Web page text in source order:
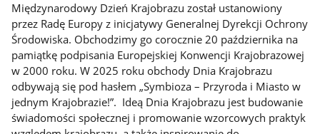
Międzynarodowy Dzień Krajobrazu został ustanowiony
przez Radę Europy z inicjatywy Generalnej Dyrekcji Ochrony
Środowiska. Obchodzimy go corocznie 20 października na
pamiątkę podpisania Europejskiej Konwencji Krajobrazowej
w 2000 roku. W 2025 roku obchody Dnia Krajobrazu
odbywają się pod hasłem „Symbioza – Przyroda i Miasto w
jednym Krajobrazie!”. Ideą Dnia Krajobrazu jest budowanie
świadomości społecznej i promowanie wzorcowych praktyk